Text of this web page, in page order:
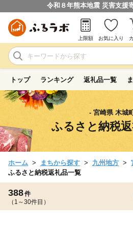
令和８年熊本地震 災害支援
上限額 お気に入り
トップ ランキング 返礼品一覧
- 宮崎県 木城
ふるさと納税
ホーム まちから探す 九州地方
ふるさと納税返礼品一覧
388件
（1～30件目）